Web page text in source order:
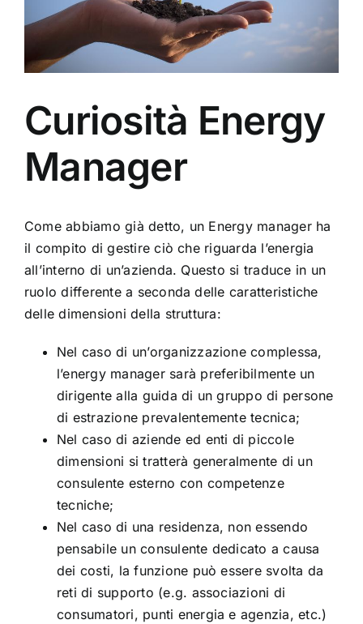
Curiosità Energy
Manager
Come abbiamo già detto, un Energy manager ha
il compito di gestire ciò che riguarda l’energia
all’interno di un’azienda. Questo si traduce in un
ruolo differente a seconda delle caratteristiche
delle dimensioni della struttura:
Nel caso di un’organizzazione complessa,
l’energy manager sarà preferibilmente un
dirigente alla guida di un gruppo di persone
di estrazione prevalentemente tecnica;
Nel caso di aziende ed enti di piccole
dimensioni si tratterà generalmente di un
consulente esterno con competenze
tecniche;
Nel caso di una residenza, non essendo
pensabile un consulente dedicato a causa
dei costi, la funzione può essere svolta da
reti di supporto (e.g. associazioni di
consumatori, punti energia e agenzia, etc.)